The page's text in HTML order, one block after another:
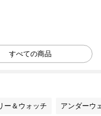
しました
すべての商品
ー＆ウォッチ アンダーウ